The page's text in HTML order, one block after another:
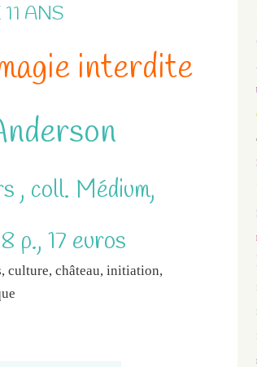
ANS
interdite
, coll. Médium,
p., 17 euros
culture, château, initiation,